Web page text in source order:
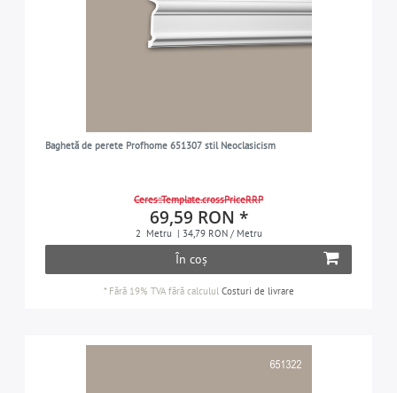
Baghetă de perete Profhome 651307 stil Neoclasicism
Ceres::Template.crossPriceRRP
69,59 RON *
2 Metru | 34,79 RON / Metru
În coș
* Fără 19% TVAfără calculul Costuri de livrare